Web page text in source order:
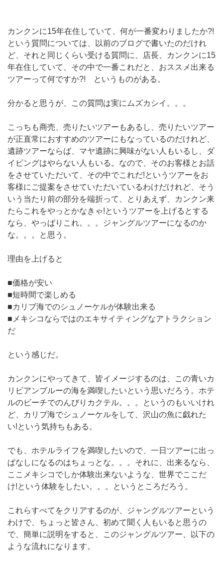
カンクンに15年在住していて、何が一番変わりましたか?!
という質問については、以前のブログで書いたのだけれ
ど、それと同じくらい受ける質問に、店長、カンクンに15
年在住していて、その中で一番これだと、おススメ出来る
ツアーって何ですか?! というものがある。
分かると思うが、この質問は実にムズカシイ。。。
こっちも商売、売りたいツアーもあるし、売りたいツアー
が正直常におすすめのツアーにもなっているのだけれど、
遺跡ツアーならば、マヤ遺跡に興味がない人もいるし、ダ
イビングはやらない人もいる。なので、そのお客様とお話
をさせていただいて、その中でこれだ!というツアーをお
客様にご提案をさせていただいているわけだけれど、そう
いう当たり前の部分を端折って、とりあえず、カンクン来
たらこれをやっとかなきゃ!というツアーを上げるとする
なら、やっぱりこれ。。。ジャングルツアーになるのか
な。。。と思う。
理由を上げると
■価格が安い
■短時間で楽しめる
■カリブ海でのシュノーケルが体験出来る
■メキシコならではのエキサイティングなアトラクション
だ
という感じだ。
カンクンにやってきて、皆イメージするのは、この青いカ
リビアンブルーの海を満喫したいという思いだろう。ホテ
ルのビーチでのんびりカクテル。。。というのもいいけれ
ど、カリブ海でシュノーケルをして、沢山の魚に戯れた
い!という気持ちもある。
でも、ホテルライフを満喫したいので、一日ツアーに出っ
ぱなしになるのはちょっとな。。。それに、出来るなら、
ここメキシコでしか体験出来ないような、世界でここだ
け!という体験をしたい。。。というところだろう。
これらすべてをクリアするのが、ジャングルツアーという
わけで、ちょっと皆さん、初めて聞く人もいると思うの
で、簡単に説明をすると、このジャングルツアー、以下の
ような流れになります。